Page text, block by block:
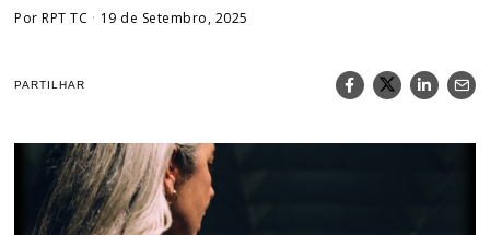
PorRPT TC 19 de Setembro, 2025
PARTILHAR